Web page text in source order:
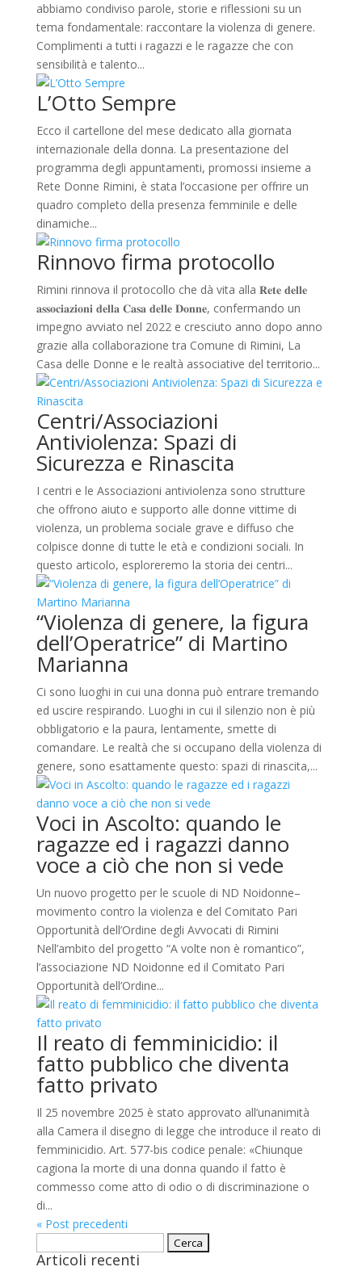
abbiamo condiviso parole, storie e riflessioni su un
tema fondamentale: raccontare la violenza di genere.
Complimenti a tutti i ragazzi e le ragazze che con
sensibilità e talento...
L’Otto Sempre
Ecco il cartellone del mese dedicato alla giornata
internazionale della donna. La presentazione del
programma degli appuntamenti, promossi insieme a
Rete Donne Rimini, è stata l’occasione per offrire un
quadro completo della presenza femminile e delle
dinamiche...
Rinnovo firma protocollo
Rimini rinnova il protocollo che dà vita alla 𝐑𝐞𝐭𝐞 𝐝𝐞𝐥𝐥𝐞
𝐚𝐬𝐬𝐨𝐜𝐢𝐚𝐳𝐢𝐨𝐧𝐢 𝐝𝐞𝐥𝐥𝐚 𝐂𝐚𝐬𝐚 𝐝𝐞𝐥𝐥𝐞 𝐃𝐨𝐧𝐧𝐞, confermando un
impegno avviato nel 2022 e cresciuto anno dopo anno
grazie alla collaborazione tra Comune di Rimini, La
Casa delle Donne e le realtà associative del territorio...
Centri/Associazioni
Antiviolenza: Spazi di
Sicurezza e Rinascita
I centri e le Associazioni antiviolenza sono strutture
che offrono aiuto e supporto alle donne vittime di
violenza, un problema sociale grave e diffuso che
colpisce donne di tutte le età e condizioni sociali. In
questo articolo, esploreremo la storia dei centri...
“Violenza di genere, la figura
dell’Operatrice” di Martino
Marianna
Ci sono luoghi in cui una donna può entrare tremando
ed uscire respirando. Luoghi in cui il silenzio non è più
obbligatorio e la paura, lentamente, smette di
comandare. Le realtà che si occupano della violenza di
genere, sono esattamente questo: spazi di rinascita,...
Voci in Ascolto: quando le
ragazze ed i ragazzi danno
voce a ciò che non si vede
Un nuovo progetto per le scuole di ND Noidonne–
movimento contro la violenza e del Comitato Pari
Opportunità dell’Ordine degli Avvocati di Rimini
Nell’ambito del progetto “A volte non è romantico”,
l’associazione ND Noidonne ed il Comitato Pari
Opportunità dell’Ordine...
Il reato di femminicidio: il
fatto pubblico che diventa
fatto privato
Il 25 novembre 2025 è stato approvato all’unanimità
alla Camera il disegno di legge che introduce il reato di
femminicidio. Art. 577-bis codice penale: «Chiunque
cagiona la morte di una donna quando il fatto è
commesso come atto di odio o di discriminazione o
di...
« Post precedenti
per:
Articoli recenti